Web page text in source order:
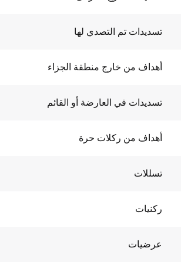
تسديدات تم التصدي لها
أهداف من خارج منطقة الجزاء
تسديدات في العارضة أو القائم
أهداف من ركلات حرة
تسللات
ركنيات
عرضيات